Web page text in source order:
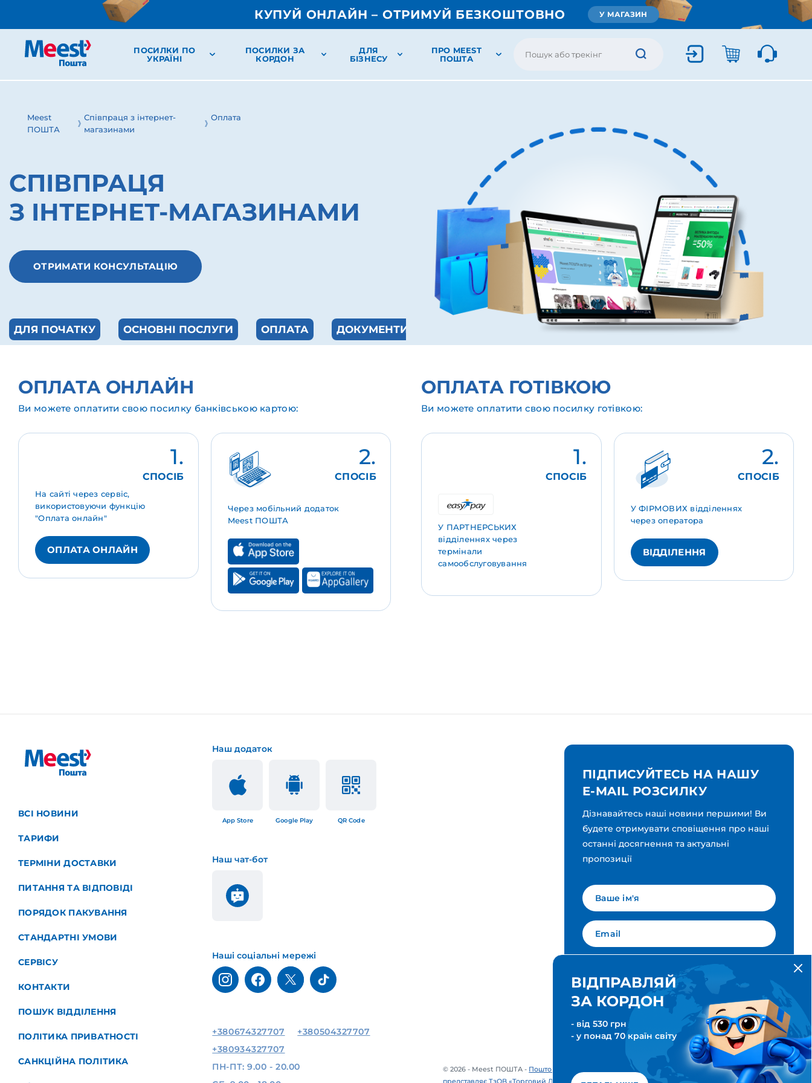
КУПУЙ ОНЛАЙН – ОТРИМУЙ БЕЗКОШТОВНО У МАГАЗИН
ПОСИЛКИ ПО
УКРАЇНІ
ПОСИЛКИ ЗА
КОРДОН
ДЛЯ
БІЗНЕСУ
ПРО MEEST
ПОШТА
Meest
ПОШТА
Співпраця з інтернет-
магазинами
Оплата
СПІВПРАЦЯ
З ІНТЕРНЕТ-МАГАЗИНАМИ
ОТРИМАТИ КОНСУЛЬТАЦІЮ
ДЛЯ ПОЧАТКУ ОСНОВНІ ПОСЛУГИ ОПЛАТА ДОКУМЕНТИ
ОПЛАТА ОНЛАЙН
Ви можете оплатити свою посилку банківською картою:
1.
СПОСІБ
На сайті через сервіс,
використовуючи функцію
"Оплата онлайн"
ОПЛАТА ОНЛАЙН
2.
СПОСІБ
Через мобільний додаток
Meest ПОШТА
ОПЛАТА ГОТІВКОЮ
Ви можете оплатити свою посилку готівкою:
1.
СПОСІБ
У ПАРТНЕРСЬКИХ
відділеннях через
термінали
самообслуговування
2.
СПОСІБ
У ФІРМОВИХ відділеннях
через оператора
ВІДДІЛЕННЯ
ВСІ НОВИНИ
ТАРИФИ
ТЕРМІНИ ДОСТАВКИ
ПИТАННЯ ТА ВІДПОВІДІ
ПОРЯДОК ПАКУВАННЯ
СТАНДАРТНІ УМОВИ
СЕРВІСУ
КОНТАКТИ
ПОШУК ВІДДІЛЕННЯ
ПОЛІТИКА ПРИВАТНОСТІ
САНКЦІЙНА ПОЛІТИКА
Наш додаток
App Store Google Play QR Code
Наш чат-бот
Наші соціальні мережі
+380674327707
+380504327707
+380934327707
ПН-ПТ: 9.00 - 20.00
ПІДПИСУЙТЕСЬ НА НАШУ
E-MAIL РОЗСИЛКУ
Дізнавайтесь наші новини першими! Ви
будете отримувати сповіщення про наші
останні досягнення та актуальні
пропозиції
Мова для вашої розсилки Українська
ПІДПИСАТИСЯ
© 2026 - Meest ПОШТА - Поштові & Транспортні послуги. Всі права захищені. Meest ПОШТА®
представляє ТзОВ «Торговий Дім «Міст Експрес».
ВІДПРАВЛЯЙ
ЗА КОРДОН
- від 530 грн
- у понад 70 країн світу